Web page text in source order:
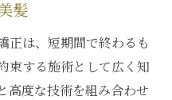
髪
正は、短期間で終わるも
束する施術として広く知
高度な技術を組み合わせ